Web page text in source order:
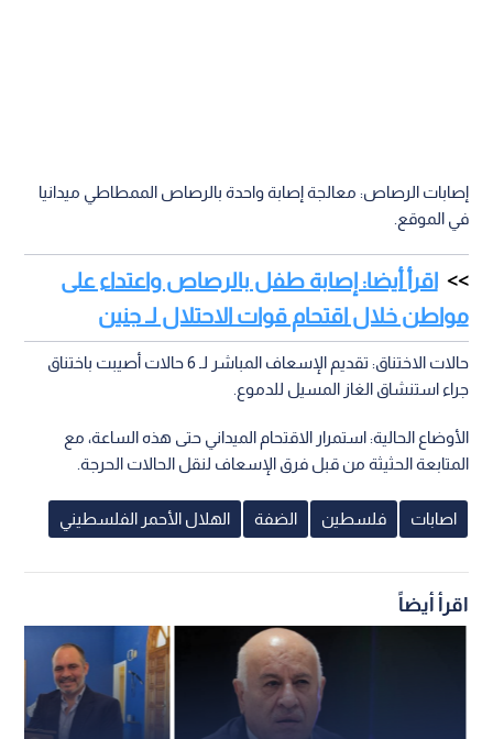
إصابات الرصاص: معالجة إصابة واحدة بالرصاص الممطاطي ميدانيا
في الموقع.
اقرأ أيضا: إصابة طفل بالرصاص واعتداء على
مواطن خلال اقتحام قوات الاحتلال لـ جنين
حالات الاختناق: تقديم الإسعاف المباشر لـ 6 حالات أصيبت باختناق
جراء استنشاق الغاز المسيل للدموع.
الأوضاع الحالية: استمرار الاقتحام الميداني حتى هذه الساعة، مع
المتابعة الحثيثة من قبل فرق الإسعاف لنقل الحالات الحرجة.
اصابات فلسطين الضفة الهلال الأحمر الفلسطيني
اقرأ أيضاً